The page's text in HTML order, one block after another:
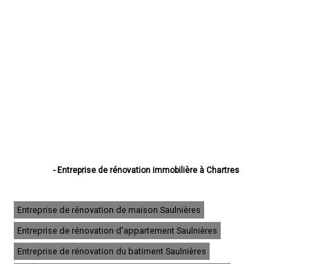
- Entreprise de rénovation immobilière à Chartres
- Entreprise de rénovation immobilière à Châteaudun
- Entreprise de rénovation immobilière à Vernouillet
- Entreprise de rénovation immobilière à Nogent-le-Rotrou
- Entreprise de rénovation immobilière à Mainvilliers
- Entreprise de rénovation immobilière à Luisant
Entreprise de rénovation de maison Saulnières
Entreprise de rénovation d'appartement Saulnières
Entreprise de rénovation du batiment Saulnières